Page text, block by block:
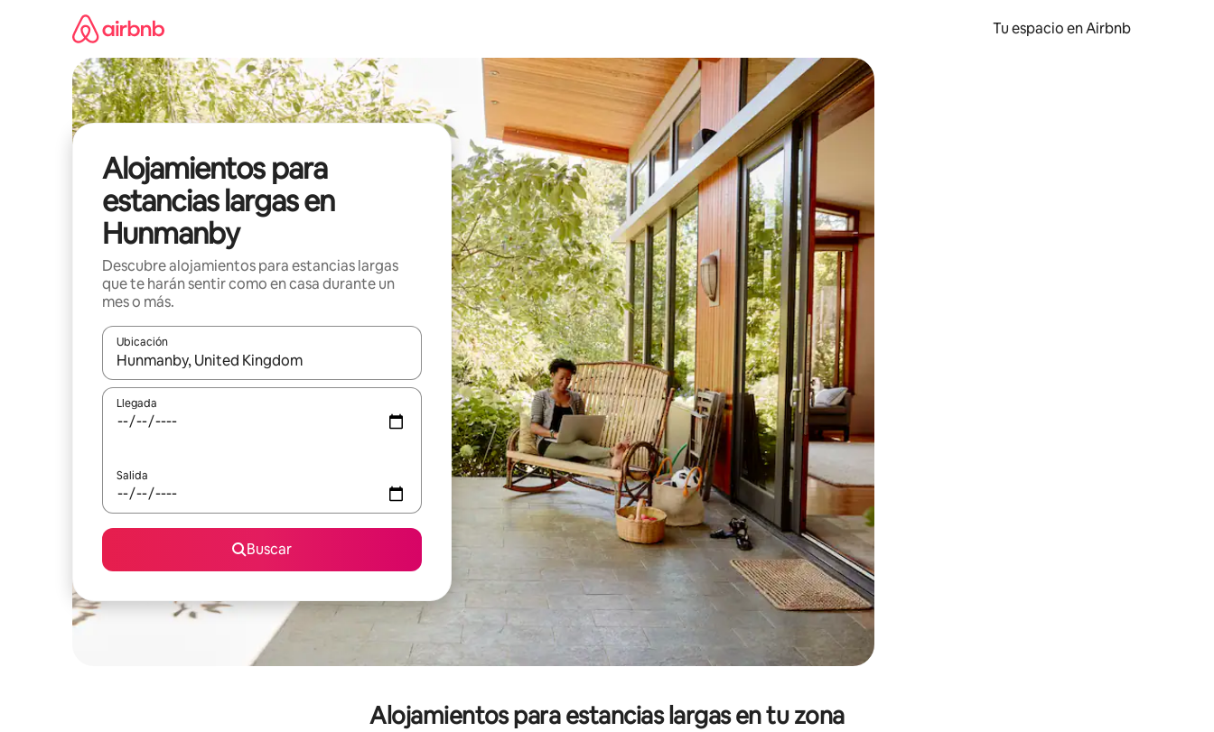
Tu espacio en Airbnb
Alojamientos para
estancias largas en
Hunmanby
Descubre alojamientos para estancias largas
que te harán sentir como en casa durante un
mes o más.
Ubicación
Cuando los resultados estén disponibles, podrás navegar usando las teclas de las flechas hacia arriba y hacia abajo, o bien tocando y deslizando la pantalla.
Llegada
Salida
Buscar
Alojamientos para estancias largas en tu zona